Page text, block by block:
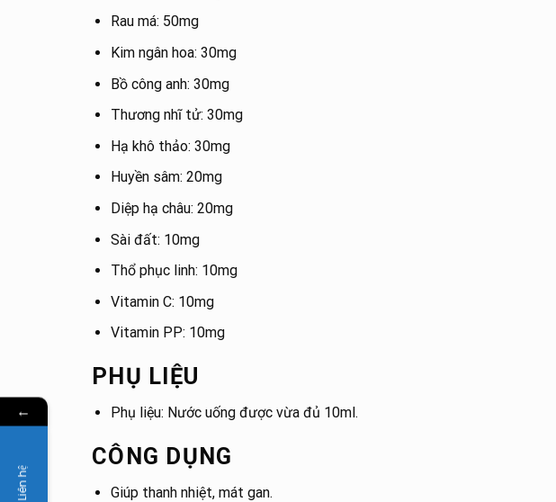
Rau má: 50mg
Kim ngân hoa: 30mg
Bồ công anh: 30mg
Thương nhĩ tử: 30mg
Hạ khô thảo: 30mg
Huyền sâm: 20mg
Diệp hạ châu: 20mg
Sài đất: 10mg
Thổ phục linh: 10mg
Vitamin C: 10mg
Vitamin PP: 10mg
PHỤ LIỆU
Phụ liệu: Nước uống được vừa đủ 10ml.
CÔNG DỤNG
Giúp thanh nhiệt, mát gan.
←
Liên hệ